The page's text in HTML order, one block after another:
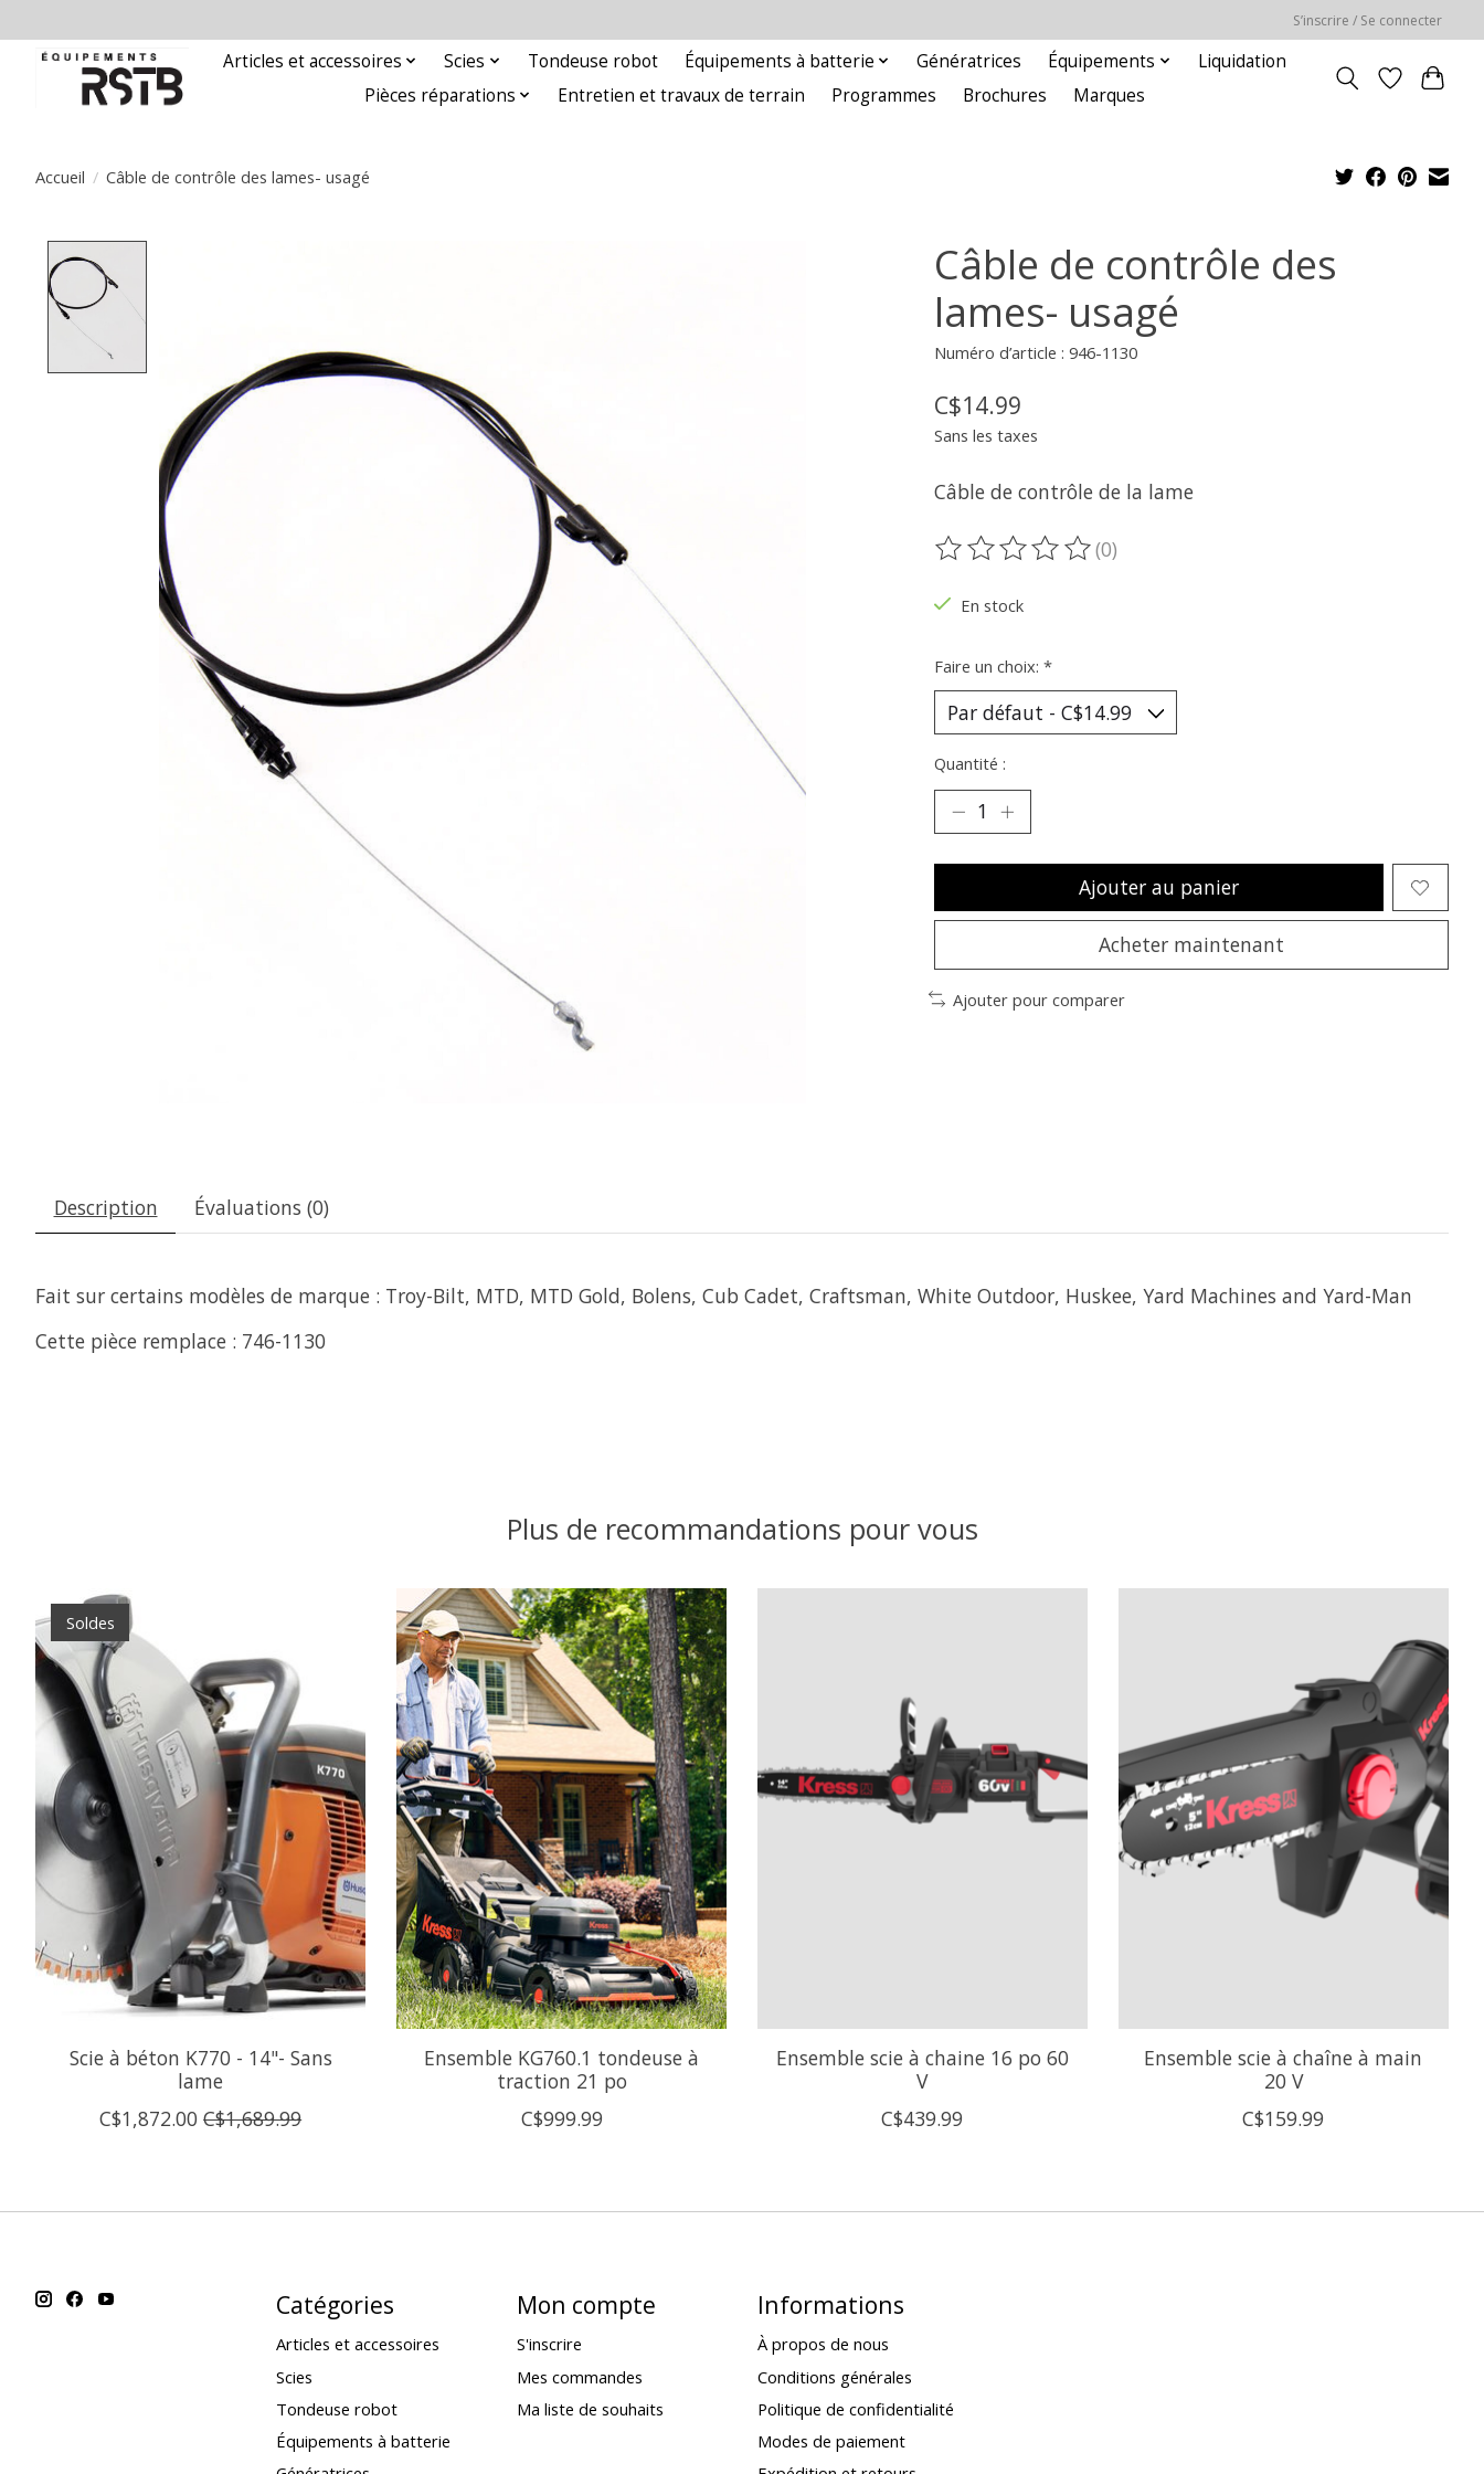
S’inscrire / Se connecter
Articles et accessoires Scies Tondeuse robot Équipements à batterie Génératrices Équipements
Liquidation
Pièces réparations
Entretien et travaux de terrain Programmes Brochures Marques
Accueil / Câble de contrôle des lames- usagé
Câble de contrôle des
lames- usagé
Numéro d’article : 946-1130
C$14.99
Sans les taxes
Câble de contrôle de la lame
Ce produit est évalué à
(0)
En stock
Faire un choix: *
Quantité :
Ajouter au panier
Acheter maintenant
Ajouter pour comparer
Description Évaluations (0)
Fait sur certains modèles de marque : Troy-Bilt, MTD, MTD Gold, Bolens, Cub Cadet, Craftsman, White Outdoor, Huskee, Yard Machines and Yard-Man
Cette pièce remplace : 746-1130
Plus de recommandations pour vous
Articles du carrousel de produits
Soldes
Scie à béton K770 - 14"- Sans
lame
C$1,872.00 C$1,689.99
Ensemble KG760.1 tondeuse à
traction 21 po
C$999.99
Ensemble scie à chaine 16 po 60
V
C$439.99
Ensemble scie à chaîne à main
20 V
C$159.99
Catégories
Articles et accessoires
Scies
Tondeuse robot
Équipements à batterie
Mon compte
S'inscrire
Mes commandes
Ma liste de souhaits
Informations
À propos de nous
Conditions générales
Politique de confidentialité
Modes de paiement